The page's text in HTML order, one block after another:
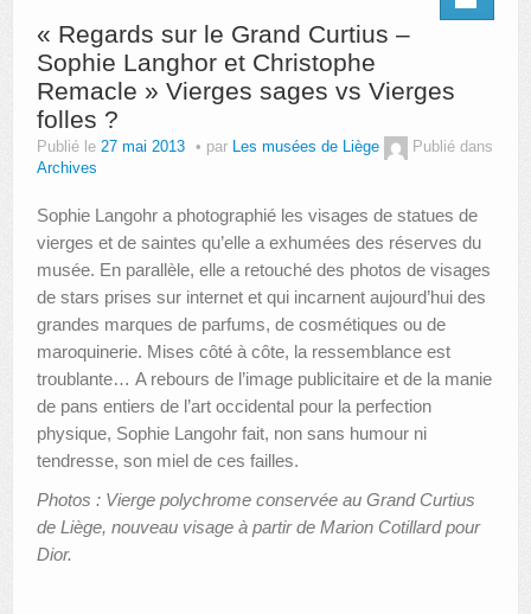
AUTRES LIEUX
ANIMATIONS DES MUSÉES
PUBLICATIONS
LE PORTAIL DES COLLECTIONS
« Regards sur le Grand Curtius –
Sophie Langhor et Christophe
Remacle » Vierges sages vs Vierges
folles ?
Publié le 27 mai 2013 par Les musées de Liège
Publié dans
Archives
Sophie Langohr a photographié les visages de statues de
vierges et de saintes qu’elle a exhumées des réserves du
musée. En parallèle, elle a retouché des photos de visages
de stars prises sur internet et qui incarnent aujourd’hui des
grandes marques de parfums, de cosmétiques ou de
maroquinerie. Mises côté à côte, la ressemblance est
troublante… A rebours de l’image publicitaire et de la manie
de pans entiers de l’art occidental pour la perfection
physique, Sophie Langohr fait, non sans humour ni
tendresse, son miel de ces failles.
Photos : Vierge polychrome conservée au Grand Curtius
de Liège, nouveau visage à partir de Marion Cotillard pour
Dior.